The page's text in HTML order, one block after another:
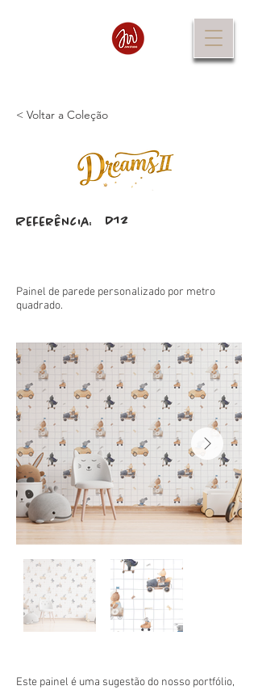
< Voltar a Coleção
Referência: D12
Painel de parede personalizado por metro
quadrado.
Este painel é uma sugestão do nosso portfólio,